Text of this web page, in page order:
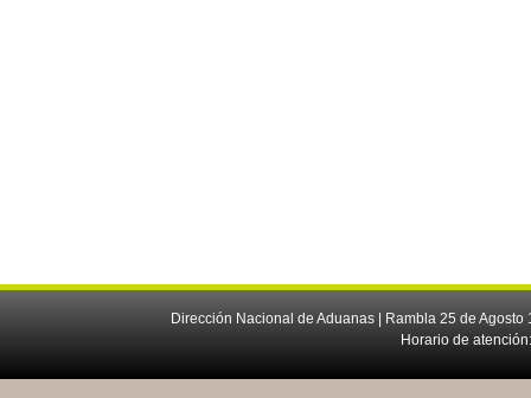
Dirección Nacional de Aduanas | Rambla 25 de
Horario de